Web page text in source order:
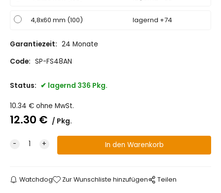
4,8x60 mm (100) lagernd +74
Garantiezeit: 24 Monate
Code: SP-FS48AN
Status: lagernd 336 Pkg.
10.34 € ohne MwSt.
12.30 € Pkg.
Watchdog Zur Wunschliste hinzufügen Teilen